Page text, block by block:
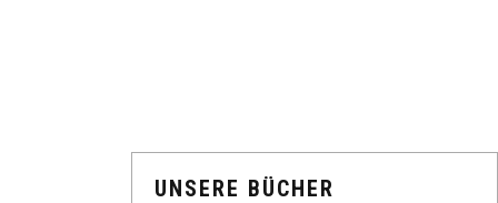
UNSERE BÜCHER